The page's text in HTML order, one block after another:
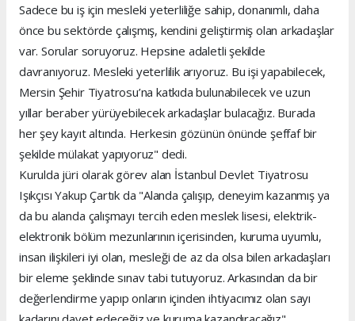
Sadece bu iş için mesleki yeterliliğe sahip, donanımlı, daha
önce bu sektörde çalışmış, kendini geliştirmiş olan arkadaşlar
var. Sorular soruyoruz. Hepsine adaletli şekilde
davranıyoruz. Mesleki yeterlilik arıyoruz. Bu işi yapabilecek,
Mersin Şehir Tiyatrosu’na katkıda bulunabilecek ve uzun
yıllar beraber yürüyebilecek arkadaşlar bulacağız. Burada
her şey kayıt altında. Herkesin gözünün önünde şeffaf bir
şekilde mülakat yapıyoruz" dedi.
Kurulda jüri olarak görev alan İstanbul Devlet Tiyatrosu
Işıkçısı Yakup Çartık da "Alanda çalışıp, deneyim kazanmış ya
da bu alanda çalışmayı tercih eden meslek lisesi, elektrik-
elektronik bölüm mezunlarının içerisinden, kuruma uyumlu,
insan ilişkileri iyi olan, mesleği de az da olsa bilen arkadaşları
bir eleme şeklinde sınav tabi tutuyoruz. Arkasından da bir
değerlendirme yapıp onların içinden ihtiyacımız olan sayı